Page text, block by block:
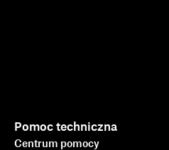
Pomoc techniczna
Centrum pomocy